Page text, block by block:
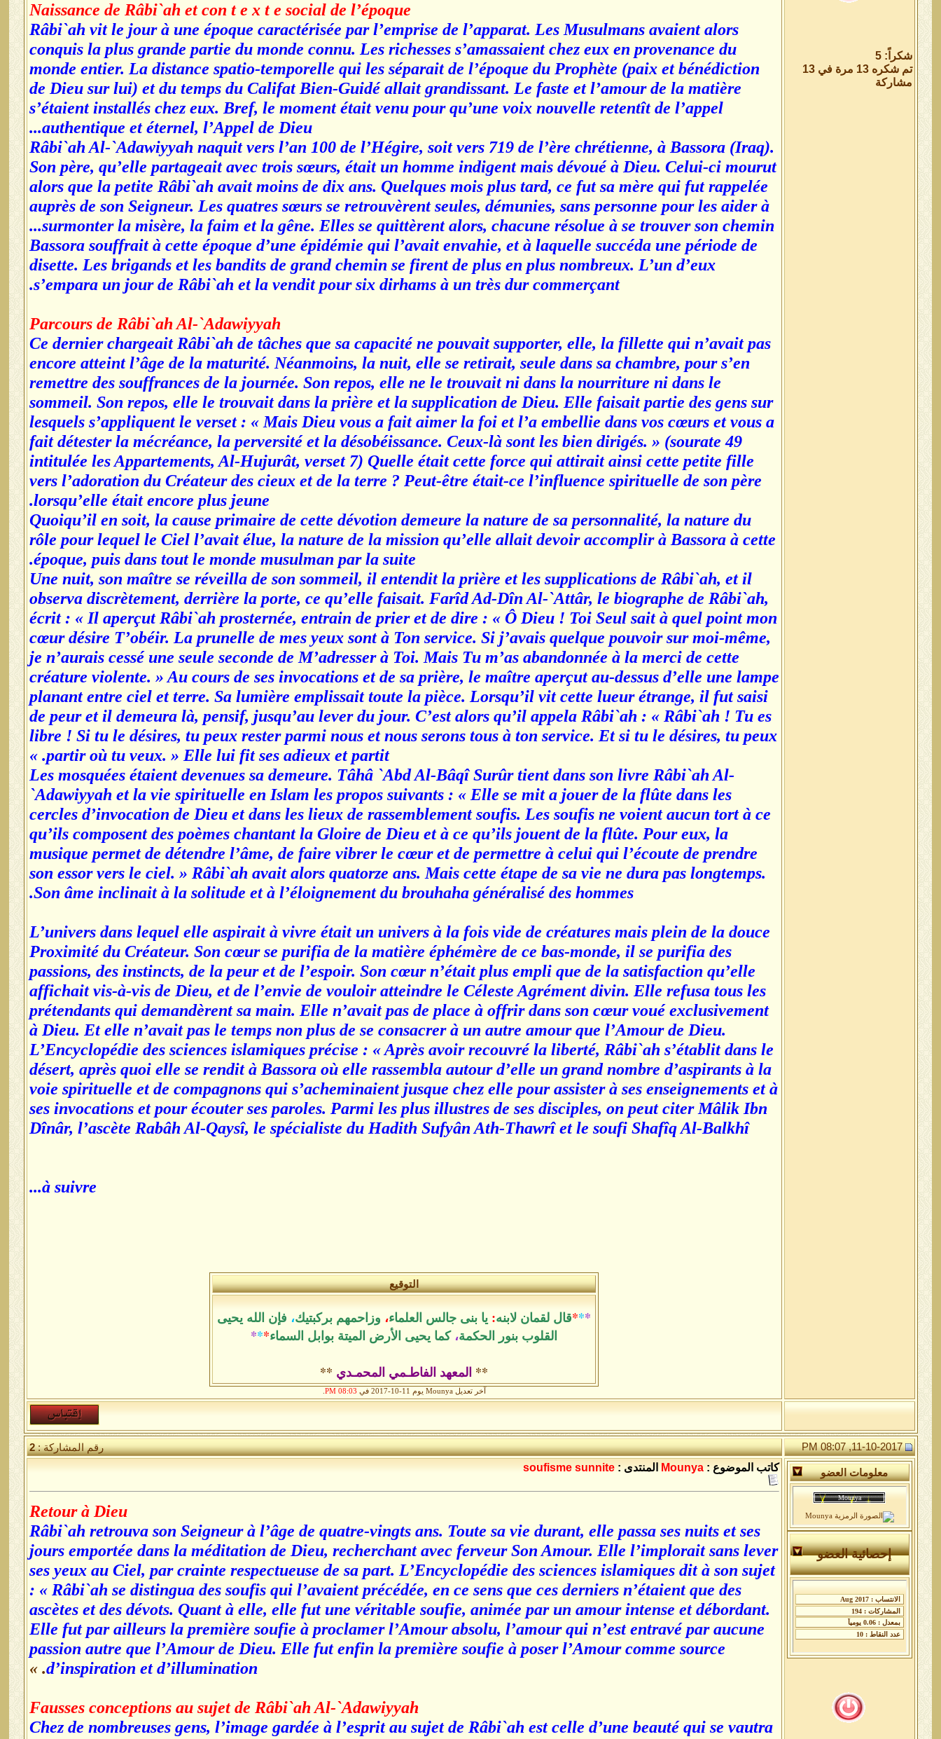
شكراً: 5
تم شكره 13 مرة في 13
مشاركة
Naissance de Râbi`ah et con t e x t e social de l’époque
Râbi`ah vit le jour à une époque caractérisée par l’emprise de l’apparat. Les Musulmans avaient alors
conquis la plus grande partie du monde connu. Les richesses s’amassaient chez eux en provenance du
monde entier. La distance spatio-temporelle qui les séparait de l’époque du Prophète (paix et bénédiction
de Dieu sur lui) et du temps du Califat Bien-Guidé allait grandissant. Le faste et l’amour de la matière
s’étaient installés chez eux. Bref, le moment était venu pour qu’une voix nouvelle retentît de l’appel
authentique et éternel, l’Appel de Dieu...
Râbi`ah Al-`Adawiyyah naquit vers l’an 100 de l’Hégire, soit vers 719 de l’ère chrétienne, à Bassora (Iraq).
Son père, qu’elle partageait avec trois sœurs, était un homme indigent mais dévoué à Dieu. Celui-ci mourut
alors que la petite Râbi`ah avait moins de dix ans. Quelques mois plus tard, ce fut sa mère qui fut rappelée
auprès de son Seigneur. Les quatres sœurs se retrouvèrent seules, démunies, sans personne pour les aider à
surmonter la misère, la faim et la gêne. Elles se quittèrent alors, chacune résolue à se trouver son chemin...
Bassora souffrait à cette époque d’une épidémie qui l’avait envahie, et à laquelle succéda une période de
disette. Les brigands et les bandits de grand chemin se firent de plus en plus nombreux. L’un d’eux
s’empara un jour de Râbi`ah et la vendit pour six dirhams à un très dur commerçant.
Parcours de Râbi`ah Al-`Adawiyyah
Ce dernier chargeait Râbi`ah de tâches que sa capacité ne pouvait supporter, elle, la fillette qui n’avait pas
encore atteint l’âge de la maturité. Néanmoins, la nuit, elle se retirait, seule dans sa chambre, pour s’en
remettre des souffrances de la journée. Son repos, elle ne le trouvait ni dans la nourriture ni dans le
sommeil. Son repos, elle le trouvait dans la prière et la supplication de Dieu. Elle faisait partie des gens sur
lesquels s’appliquent le verset : « Mais Dieu vous a fait aimer la foi et l’a embellie dans vos cœurs et vous a
fait détester la mécréance, la perversité et la désobéissance. Ceux-là sont les bien dirigés. » (sourate 49
intitulée les Appartements, Al-Hujurât, verset 7) Quelle était cette force qui attirait ainsi cette petite fille
vers l’adoration du Créateur des cieux et de la terre ? Peut-être était-ce l’influence spirituelle de son père
lorsqu’elle était encore plus jeune.
Quoiqu’il en soit, la cause primaire de cette dévotion demeure la nature de sa personnalité, la nature du
rôle pour lequel le Ciel l’avait élue, la nature de la mission qu’elle allait devoir accomplir à Bassora à cette
époque, puis dans tout le monde musulman par la suite.
Une nuit, son maître se réveilla de son sommeil, il entendit la prière et les supplications de Râbi`ah, et il
observa discrètement, derrière la porte, ce qu’elle faisait. Farîd Ad-Dîn Al-`Attâr, le biographe de Râbi`ah,
écrit : « Il aperçut Râbi`ah prosternée, entrain de prier et de dire : « Ô Dieu ! Toi Seul sait à quel point mon
cœur désire T’obéir. La prunelle de mes yeux sont à Ton service. Si j’avais quelque pouvoir sur moi-même,
je n’aurais cessé une seule seconde de M’adresser à Toi. Mais Tu m’as abandonnée à la merci de cette
créature violente. » Au cours de ses invocations et de sa prière, le maître aperçut au-dessus d’elle une lampe
planant entre ciel et terre. Sa lumière emplissait toute la pièce. Lorsqu’il vit cette lueur étrange, il fut saisi
de peur et il demeura là, pensif, jusqu’au lever du jour. C’est alors qu’il appela Râbi`ah : « Râbi`ah ! Tu es
libre ! Si tu le désires, tu peux rester parmi nous et nous serons tous à ton service. Et si tu le désires, tu peux
partir où tu veux. » Elle lui fit ses adieux et partit. »
Les mosquées étaient devenues sa demeure. Tâhâ `Abd Al-Bâqî Surûr tient dans son livre Râbi`ah Al-
`Adawiyyah et la vie spirituelle en Islam les propos suivants : « Elle se mit a jouer de la flûte dans les
cercles d’invocation de Dieu et dans les lieux de rassemblement soufis. Les soufis ne voient aucun tort à ce
qu’ils composent des poèmes chantant la Gloire de Dieu et à ce qu’ils jouent de la flûte. Pour eux, la
musique permet de détendre l’âme, de faire vibrer le cœur et de permettre à celui qui l’écoute de prendre
son essor vers le ciel. » Râbi`ah avait alors quatorze ans. Mais cette étape de sa vie ne dura pas longtemps.
Son âme inclinait à la solitude et à l’éloignement du brouhaha généralisé des hommes.
L’univers dans lequel elle aspirait à vivre était un univers à la fois vide de créatures mais plein de la douce
Proximité du Créateur. Son cœur se purifia de la matière éphémère de ce bas-monde, il se purifia des
passions, des instincts, de la peur et de l’espoir. Son cœur n’était plus empli que de la satisfaction qu’elle
affichait vis-à-vis de Dieu, et de l’envie de vouloir atteindre le Céleste Agrément divin. Elle refusa tous les
prétendants qui demandèrent sa main. Elle n’avait pas de place à offrir dans son cœur voué exclusivement
à Dieu. Et elle n’avait pas le temps non plus de se consacrer à un autre amour que l’Amour de Dieu.
L’Encyclopédie des sciences islamiques précise : « Après avoir recouvré la liberté, Râbi`ah s’établit dans le
désert, après quoi elle se rendit à Bassora où elle rassembla autour d’elle un grand nombre d’aspirants à la
voie spirituelle et de compagnons qui s’acheminaient jusque chez elle pour assister à ses enseignements et à
ses invocations et pour écouter ses paroles. Parmi les plus illustres de ses disciples, on peut citer Mâlik Ibn
Dînâr, l’ascète Rabâh Al-Qaysî, le spécialiste du Hadith Sufyân Ath-Thawrî et le soufi Shafîq Al-Balkhî
à suivre...
التوقيع
*
*
*قال لقمان لابنه: يا بنى جالس العلماء، وزاحمهم بركبتيك، فإن الله يحيى
القلوب بنور الحكمة، كما يحيى الأرض الميتة بوابل السماء*
*
*
** المعهد الفاطـمي المحمـدي **
آخر تعديل Mounya يوم 11-10-2017 في 08:03 PM
.
11-10-2017, 08:07 PM رقم المشاركة :2
معلومات العضو
إحصائية العضو
كاتب الموضوع : Mounya المنتدى : soufisme sunnite
Retour à Dieu
Râbi`ah retrouva son Seigneur à l’âge de quatre-vingts ans. Toute sa vie durant, elle passa ses nuits et ses
jours emportée dans la méditation de Dieu, recherchant avec ferveur Son Amour. Elle l’implorait sans lever
ses yeux au Ciel, par crainte respectueuse de sa part. L’Encyclopédie des sciences islamiques dit à son sujet
: « Râbi`ah se distingua des soufis qui l’avaient précédée, en ce sens que ces derniers n’étaient que des
ascètes et des dévots. Quant à elle, elle fut une véritable soufie, animée par un amour intense et débordant.
Elle fut par ailleurs la première soufie à proclamer l’Amour absolu, l’amour qui n’est entravé par aucune
passion autre que l’Amour de Dieu. Elle fut enfin la première soufie à poser l’Amour comme source
d’inspiration et d’illumination
. »
Fausses conceptions au sujet de Râbi`ah Al-`Adawiyyah
Chez de nombreuses gens, l’image gardée à l’esprit au sujet de Râbi`ah est celle d’une beauté qui se vautra